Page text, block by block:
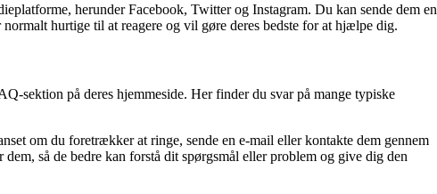
herunder Facebook, Twitter og Instagram. Du kan sende dem en
hurtige til at reagere og vil gøre deres bedste for at hjælpe dig.
sektion på deres hjemmeside. Her finder du svar på mange typiske
om du foretrækker at ringe, sende en e-mail eller kontakte dem gennem
så de bedre kan forstå dit spørgsmål eller problem og give dig den